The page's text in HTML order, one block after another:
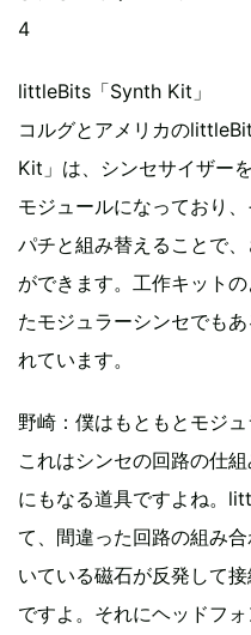
4
littleBits「Synth Kit」
コルグとアメリカの
Kit」は、シンセサイザー
モジュールになっており
パチと組み替えることで
ができます。工作キット
たモジュラーシンセでも
れています。
野崎：僕はもともとモジ
これはシンセの回路の仕
にもなる道具ですよね。
て、間違った回路の組み
いている磁石が反発して
ですよ。それにヘッドフ